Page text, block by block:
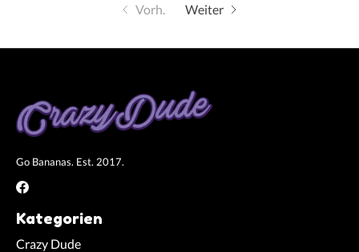
Vorh. Weiter
Go Bananas. Est. 2017.
Kategorien
Crazy Dude